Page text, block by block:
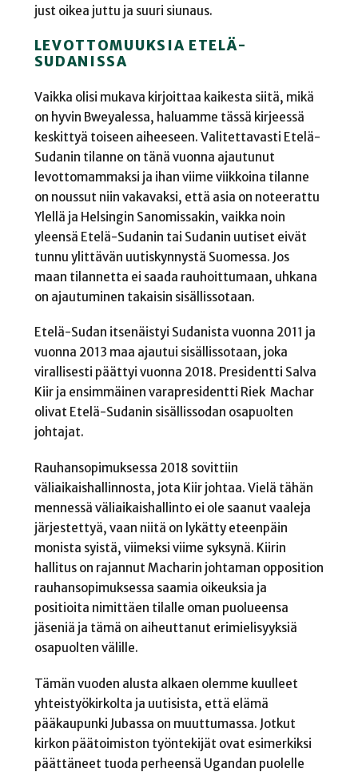
just oikea juttu ja suuri siunaus.
LEVOTTOMUUKSIA ETELÄ-
SUDANISSA
Vaikka olisi mukava kirjoittaa kaikesta siitä, mikä
on hyvin Bweyalessa, haluamme tässä kirjeessä
keskittyä toiseen aiheeseen. Valitettavasti Etelä-
Sudanin tilanne on tänä vuonna ajautunut
levottomammaksi ja ihan viime viikkoina tilanne
on noussut niin vakavaksi, että asia on noteerattu
Ylellä ja Helsingin Sanomissakin, vaikka noin
yleensä Etelä-Sudanin tai Sudanin uutiset eivät
tunnu ylittävän uutiskynnystä Suomessa. Jos
maan tilannetta ei saada rauhoittumaan, uhkana
on ajautuminen takaisin sisällissotaan.
Etelä-Sudan itsenäistyi Sudanista vuonna 2011 ja
vuonna 2013 maa ajautui sisällissotaan, joka
virallisesti päättyi vuonna 2018. Presidentti Salva
Kiir ja ensimmäinen varapresidentti Riek Machar
olivat Etelä-Sudanin sisällissodan osapuolten
johtajat.
Rauhansopimuksessa 2018 sovittiin
väliaikaishallinnosta, jota Kiir johtaa. Vielä tähän
mennessä väliaikaishallinto ei ole saanut vaaleja
järjestettyä, vaan niitä on lykätty eteenpäin
monista syistä, viimeksi viime syksynä. Kiirin
hallitus on rajannut Macharin johtaman opposition
rauhansopimuksessa saamia oikeuksia ja
positioita nimittäen tilalle oman puolueensa
jäseniä ja tämä on aiheuttanut erimielisyyksiä
osapuolten välille.
Tämän vuoden alusta alkaen olemme kuulleet
yhteistyökirkolta ja uutisista, että elämä
pääkaupunki Jubassa on muuttumassa. Jotkut
kirkon päätoimiston työntekijät ovat esimerkiksi
päättäneet tuoda perheensä Ugandan puolelle